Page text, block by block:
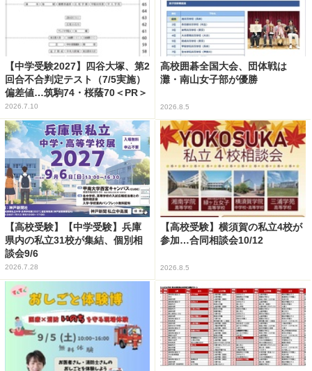
【中学受験2027】四谷大塚、第2
回合不合判定テスト（7/5実施）
偏差値…筑駒74・桜蔭70＜PR＞
2026.7.10
高校囲碁全国大会、団体戦は
灘・南山女子部が優勝
2026.8.5
【高校受験】【中学受験】兵庫
県内の私立31校が集結、個別相
談会9/6
2026.7.28
【高校受験】横須賀の私立4校が
参加…合同相談会10/12
2026.8.5